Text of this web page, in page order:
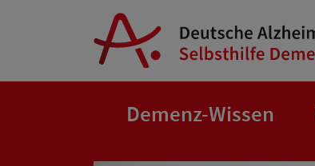
Springe zum Hauptinhalt
Demenz-Wissen